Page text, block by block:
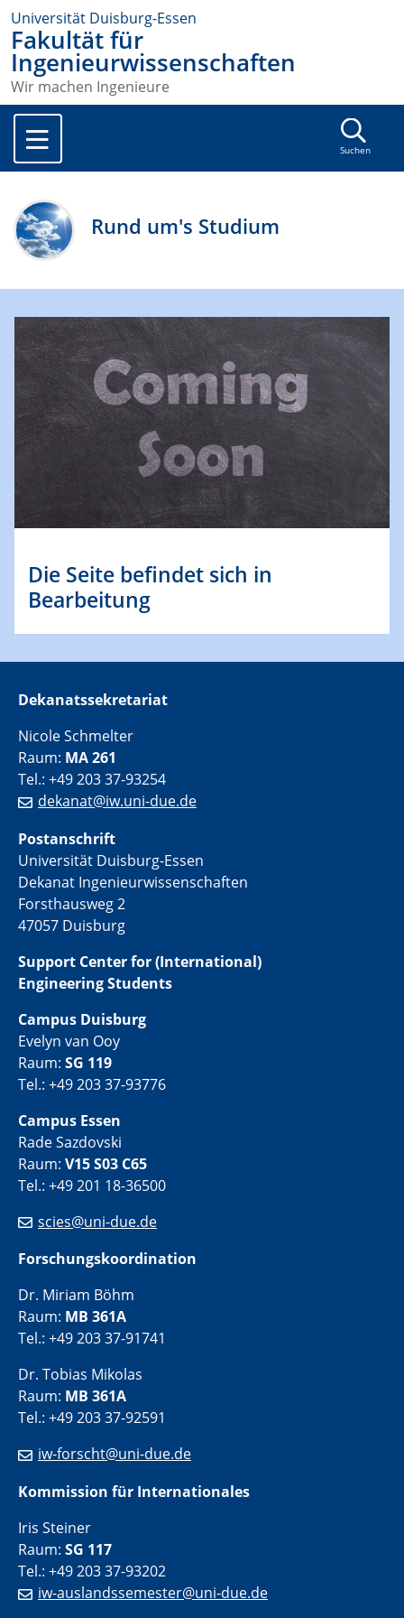
Universität Duisburg-Essen
Fakultät für
Ingenieurwissenschaften
Wir machen Ingenieure
Suchen
Rund um's Studium
Die Seite befindet sich in
Bearbeitung
Dekanatssekretariat
Nicole Schmelter
Raum: MA 261
Tel.: +49 203 37-93254
dekanat@iw.uni-due.de
Postanschrift
Universität Duisburg-Essen
Dekanat Ingenieurwissenschaften
Forsthausweg 2
47057 Duisburg
Support Center for (International)
Engineering Students
Campus Duisburg
Evelyn van Ooy
Raum: SG 119
Tel.: +49 203 37-93776
Campus Essen
Rade Sazdovski
Raum: V15 S03 C65
Tel.: +49 201 18-36500
scies@uni-due.de
Forschungskoordination
Dr. Miriam Böhm
Raum: MB 361A
Tel.: +49 203 37-91741
Dr. Tobias Mikolas
Raum: MB 361A
Tel.: +49 203 37-92591
iw-forscht@uni-due.de
Kommission für Internationales
Iris Steiner
Raum: SG 117
Tel.: +49 203 37-93202
iw-auslandssemester@uni-due.de